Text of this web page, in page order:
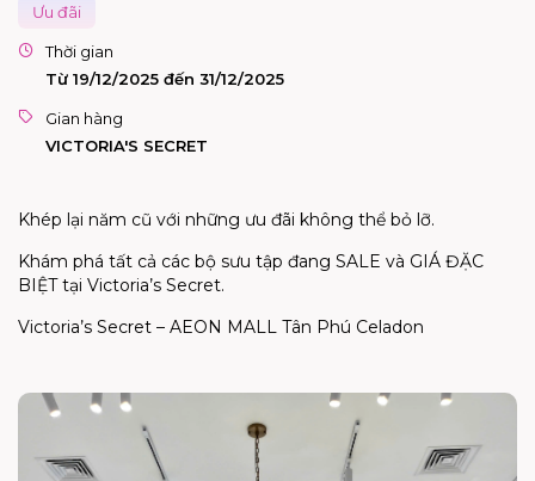
Ưu đãi
Thời gian
Từ 19/12/2025 đến 31/12/2025
Gian hàng
VICTORIA'S SECRET
Khép lại năm cũ với những ưu đãi không thể bỏ lỡ.
Khám phá tất cả các bộ sưu tập đang SALE và GIÁ ĐẶC
BIỆT tại Victoria’s Secret.
Victoria’s Secret – AEON MALL Tân Phú Celadon